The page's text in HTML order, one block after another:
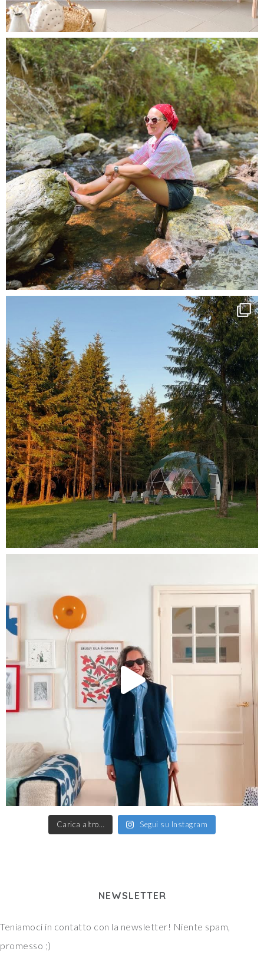
Carica altro… Segui su Instagram
NEWSLETTER
Teniamoci in contatto con la newsletter! Niente spam,
promesso ;)